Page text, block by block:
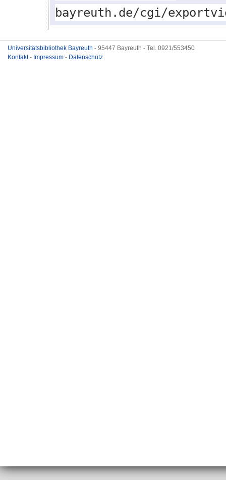
bayreuth.de/cgi/
Universitätsbibliothek Bayreuth - 95447 Bayreuth - Tel. 0921/553450
Kontakt- Impressum - Datenschutz